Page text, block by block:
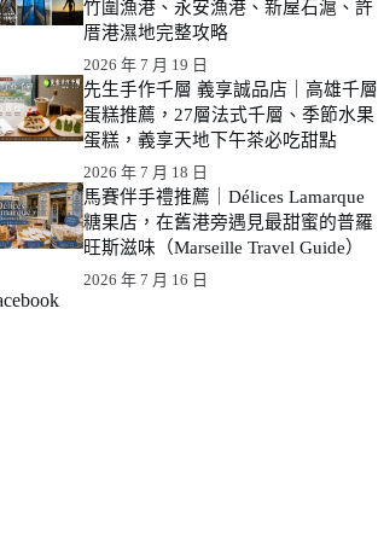
竹圍漁港、永安漁港、新屋石滬、許
厝港濕地完整攻略
2026 年 7 月 19 日
先生手作千層 義享誠品店｜高雄千層
蛋糕推薦，27層法式千層、季節水果
蛋糕，義享天地下午茶必吃甜點
2026 年 7 月 18 日
馬賽伴手禮推薦｜Délices Lamarque
糖果店，在舊港旁遇見最甜蜜的普羅
旺斯滋味（Marseille Travel Guide）
2026 年 7 月 16 日